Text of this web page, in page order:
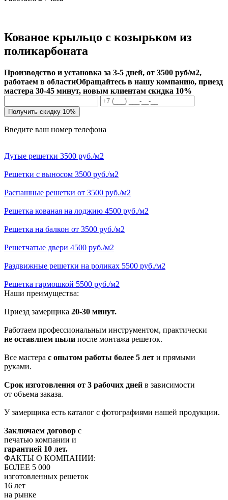
Кованое крыльцо с козырьком из
поликарбоната
Производство и установка за 3-5 дней, от 3500 руб/м2,
работаем в областиОбращайтесь в нашу компанию, приезд
мастера 30-45 минут, новым клиентам скидка 10%
Получить скидку 10%
Введите ваш номер телефона
Дутые решетки 3500 руб./м2
Решетки с выносом 3500 руб./м2
Распашные решетки от 3500 руб./м2
Решетка кованая на лоджию 4500 руб./м2
Решетка на балкон от 3500 руб./м2
Решетчатые двери 4500 руб./м2
Раздвижные решетки на роликах 5500 руб./м2
Решетка гармошкой 5500 руб./м2
Наши преимущества:
Приезд замерщика 20-30 минут.
Работаем профессиональным инструментом, практически
не оставляем пыли после монтажа решеток.
Все мастера с опытом работы более 5 лет и прямыми
руками.
Срок изготовления от 3 рабочих дней в зависимости
от объема заказа.
У замерщика есть каталог с фотографиями нашей продукции.
Заключаем договор с
печатью компании и
гарантией 10 лет.
ФАКТЫ О КОМПАНИИ:
БОЛЕЕ 5 000
изготовленных решеток
16 лет
на рынке